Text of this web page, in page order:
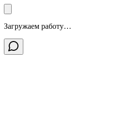
Загружаем работу…